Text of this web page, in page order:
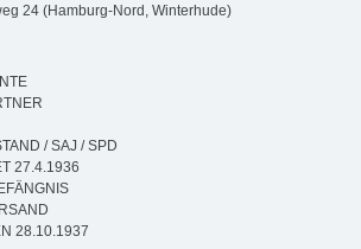
24 (Hamburg-Nord, Winterhude)
/ SAJ / SPD
27.4.1936
28.10.1937